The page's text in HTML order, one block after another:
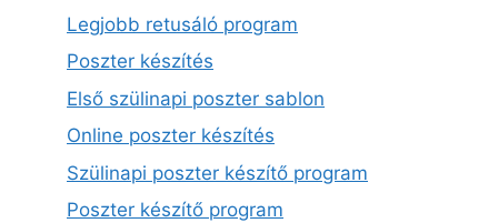
Legjobb retusáló program
Poszter készítés
Első szülinapi poszter sablon
Online poszter készítés
Szülinapi poszter készítő program
Poszter készítő program